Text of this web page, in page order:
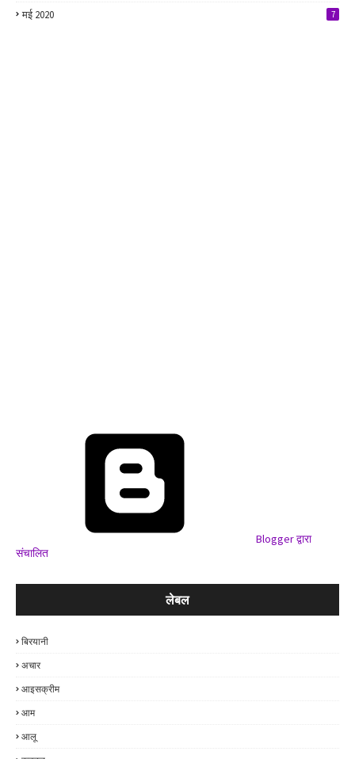
मई 2020 7
Blogger द्वारा
संचालित
लेबल
बिरयानी
अचार
आइसक्रीम
आम
आलू